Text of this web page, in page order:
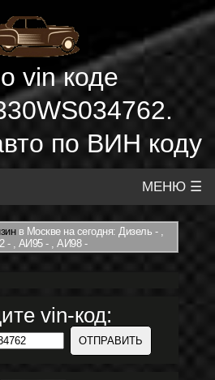
vin коде
по ВИН коду
МЕНЮ ☰
в Москве на сегодня: Дизель - ,
- , АИ95 - , АИ98 -
vin-код: